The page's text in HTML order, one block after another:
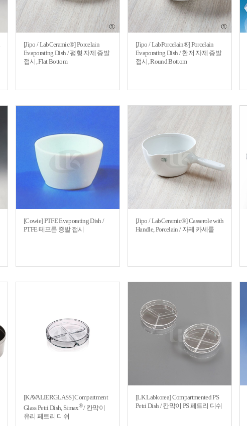
[Jipo / LabCeramic®] Porcelain
Evaporating Dish / 평형 자제 증발
접시, Flat Bottom
[Jipo / LabPorcelain®] Porcelain
Evaporating Dish / 환저 자제 증발
접시, Round Bottom
[Cowie] PTFE Evaporating Dish /
PTFE 테프론 증발 접시
[Jipo / LabCeramic®] Casserole with
Handle, Porcelain / 자제 카세롤
[KAVALIERGLASS] Compartment
Glass Petri Dish, Simax®/ 칸막이
유리 페트리 디쉬
[LK Labkorea] Compartmented PS
Petri Dish / 칸막이 PS 페트리 디쉬